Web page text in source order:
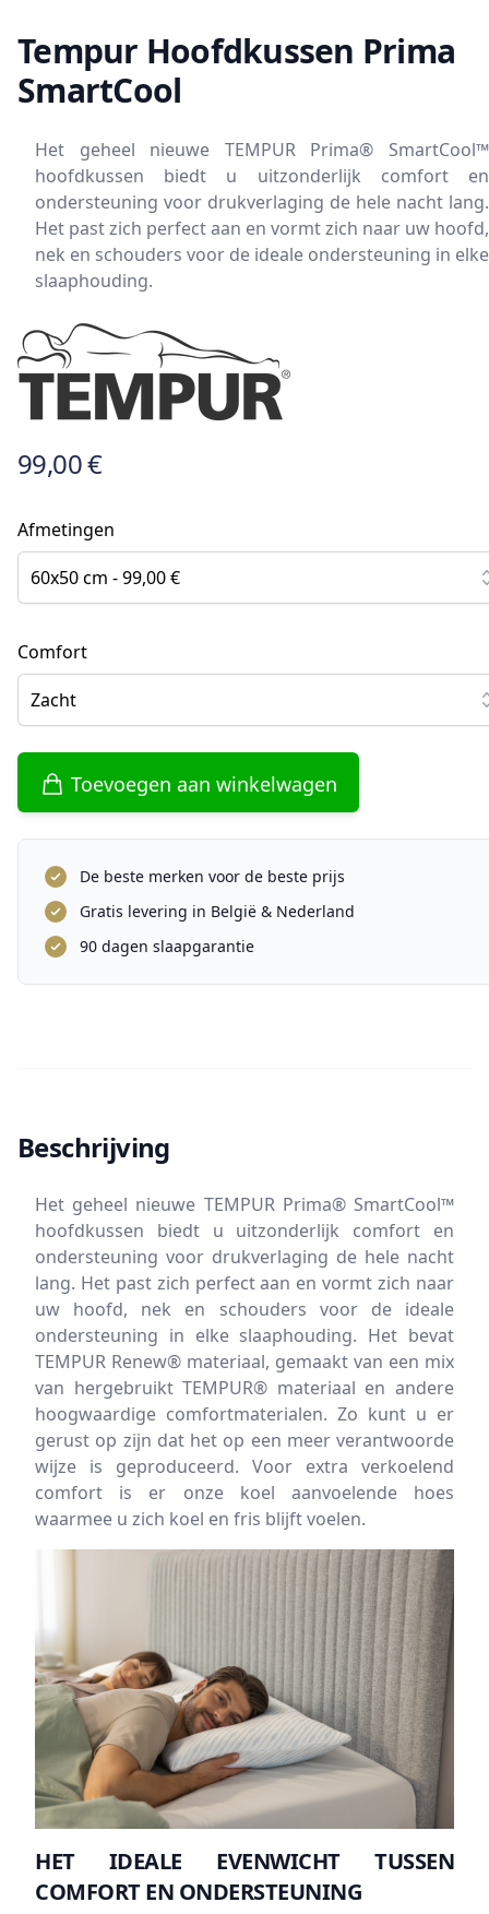
Tempur Hoofdkussen Prima
SmartCool
Het geheel nieuwe TEMPUR Prima® SmartCool™
hoofdkussen biedt u uitzonderlijk comfort en
ondersteuning voor drukverlaging de hele nacht lang.
Het past zich perfect aan en vormt zich naar uw hoofd,
nek en schouders voor de ideale ondersteuning in elke
slaaphouding.
99,00 €
Afmetingen
60x50 cm - 99,00 €
Comfort
Zacht
Toevoegen aan winkelwagen
De beste merken voor de beste prijs
Gratis levering in België & Nederland
90 dagen slaapgarantie
Beschrijving
Het geheel nieuwe TEMPUR Prima® SmartCool™
hoofdkussen biedt u uitzonderlijk comfort en
ondersteuning voor drukverlaging de hele nacht
lang. Het past zich perfect aan en vormt zich naar
uw hoofd, nek en schouders voor de ideale
ondersteuning in elke slaaphouding. Het bevat
TEMPUR Renew® materiaal, gemaakt van een mix
van hergebruikt TEMPUR® materiaal en andere
hoogwaardige comfortmaterialen. Zo kunt u er
gerust op zijn dat het op een meer verantwoorde
wijze is geproduceerd. Voor extra verkoelend
comfort is er onze koel aanvoelende hoes
waarmee u zich koel en fris blijft voelen.
HET IDEALE EVENWICHT TUSSEN
COMFORT EN ONDERSTEUNING